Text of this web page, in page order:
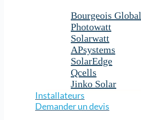
Bourgeois Global
Photowatt
Solarwatt
APsystems
SolarEdge
Qcells
Jinko Solar
Installateurs
Demander un devis